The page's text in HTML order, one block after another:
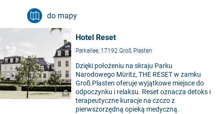
do mapy
©
Hotel Reset
Parkallee, 17192 Groß Plasten
Dzięki położeniu na skraju Parku
Narodowego Müritz, THE RESET w zamku
Groß Plasten oferuje wyjątkowe miejsce do
odpoczynku i relaksu. Reset oznacza detoks i
terapeutyczne kuracje na czczo z
pierwszorzędną opieką medyczną.